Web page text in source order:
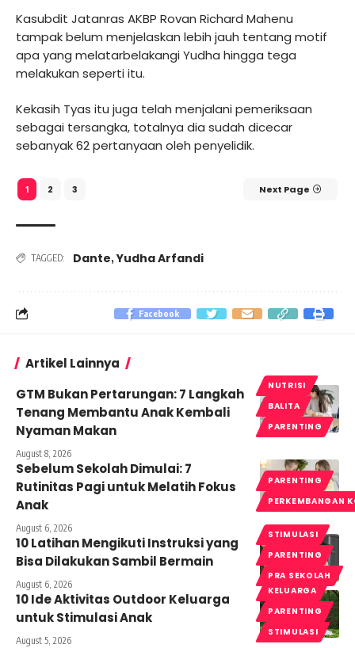
Kasubdit Jatanras AKBP Rovan Richard Mahenu
tampak belum menjelaskan lebih jauh tentang motif
apa yang melatarbelakangi Yudha hingga tega
melakukan seperti itu.
Kekasih Tyas itu juga telah menjalani pemeriksaan
sebagai tersangka, totalnya dia sudah dicecar
sebanyak 62 pertanyaan oleh penyelidik.
1 2 3 Next Page
TAGGED: Dante,Yudha Arfandi
Facebook
Artikel Lainnya
NUTRISI
BALITA
PARENTING
GTM Bukan Pertarungan: 7 Langkah
Tenang Membantu Anak Kembali
Nyaman Makan
August 8, 2026
PARENTING
PERKEMBANGAN
Sebelum Sekolah Dimulai: 7
Rutinitas Pagi untuk Melatih Fokus
Anak
August 6, 2026
STIMULASI
PARENTING
PRA SEKOLAH
10 Latihan Mengikuti Instruksi yang
Bisa Dilakukan Sambil Bermain
August 6, 2026
KELUARGA
PARENTING
STIMULASI
10 Ide Aktivitas Outdoor Keluarga
untuk Stimulasi Anak
August 5, 2026